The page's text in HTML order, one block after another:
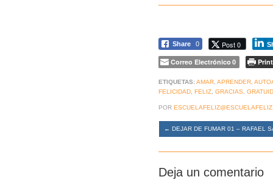
Share 0 Post 0
Correo Electrónico 0 Print
ETIQUETAS:AMAR APRENDER
FELICIDAD FELIZ GRACIAS
POR
← DEJAR DE FUMAR 01 – RAFAEL
Deja un comentario